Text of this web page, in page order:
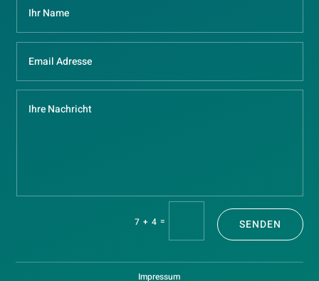
7 + 4 = SENDEN
Impressum